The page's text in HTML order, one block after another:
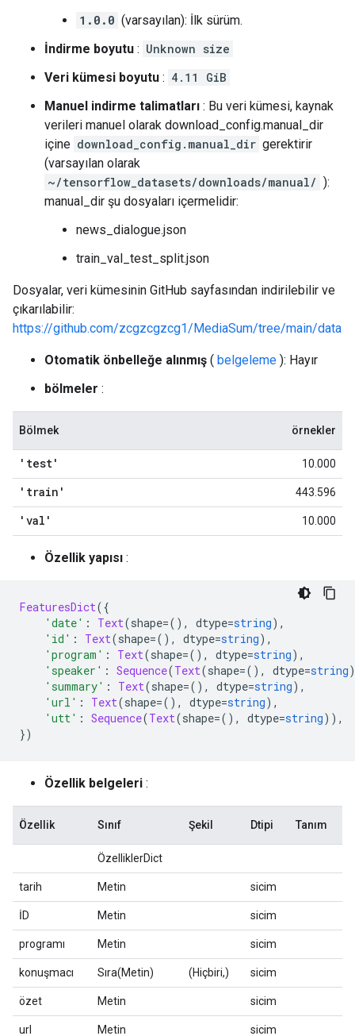
1.0.0 (varsayılan): İlk sürüm.
İndirme boyutu : Unknown size
Veri kümesi boyutu : 4.11 GiB
Manuel indirme talimatları : Bu veri kümesi, kaynak
verileri manuel olarak download_config.manual_dir
içine download_config.manual_dir gerektirir
(varsayılan olarak
~/tensorflow_datasets/downloads/manual/ ):
manual_dir şu dosyaları içermelidir:
news_dialogue.json
train_val_test_split.json
Dosyalar, veri kümesinin GitHub sayfasından indirilebilir ve
çıkarılabilir:
https://github.com/zcgzcgzcg1/MediaSum/tree/main/data
Otomatik önbelleğe alınmış ( belgeleme ): Hayır
bölmeler :
Bölmek örnekler
'test' 10.000
'train' 443.596
'val' 10.000
Özellik yapısı :
FeaturesDict({
'date' : Text(shape=(), dtype=string),
'id' : Text(shape=(), dtype=string),
'program' : Text(shape=(), dtype=string),
'speaker' : Sequence(Text(shape=(), dtype=string
'summary' : Text(shape=(), dtype=string),
'url' : Text(shape=(), dtype=string),
'utt' : Sequence(Text(shape=(), dtype=string)),
})
Özellik belgeleri :
Özellik Sınıf Şekil Dtipi Tanım
ÖzelliklerDict
tarih Metin sicim
İD Metin sicim
programı Metin sicim
konuşmacı Sıra(Metin) (Hiçbiri,) sicim
özet Metin sicim
url Metin sicim